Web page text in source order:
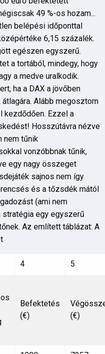
49 %-os hozam...
belépési időponttal
6,15 százalék.
egészen egyszerű.
a tortából, mindegy, hogy
a medve uralkodik.
ha a DAX a jövőben
Alább megosztom
kezdődően. Ezzel a
Hosszútávra nézve
nem tűnik
vonzóbbnak tűnik,
egy nagy összeget
sajnos nem így
és a tőzsdék mától
(ami nem
stratégia egy egyszerű
Az említett táblázat: A
4 5
Befektetés
(€)
(€)